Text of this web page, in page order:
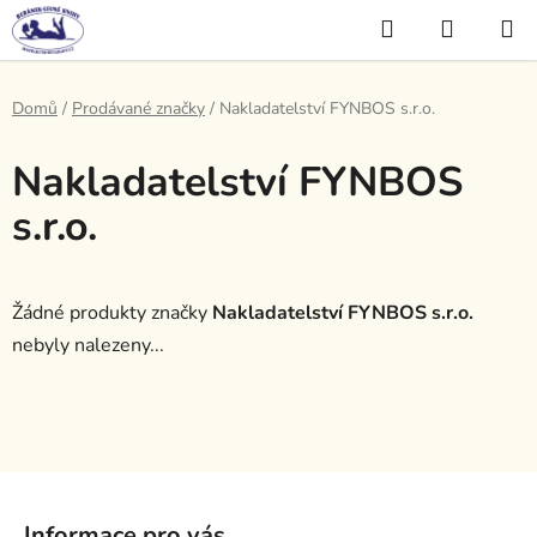
Přejít
na
obsah
Hledat
KOŠÍK
Domů / Prodávané značky / Nakladatelství FYNBOS s.r.o.
Nakladatelství FYNBOS
s.r.o.
Žádné produkty značky Nakladatelství FYNBOS s.r.o.
nebyly nalezeny...